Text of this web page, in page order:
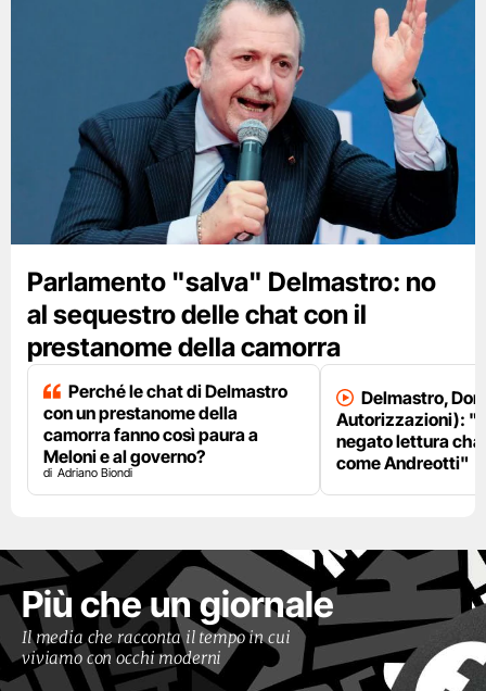
Parlamento "salva" Delmastro: no
al sequestro delle chat con il
prestanome della camorra
Perché le chat di Delmastro
con un prestanome della
camorra fanno così paura a
Meloni e al governo?
Adriano Biondi
Delmastro,
Autorizzazioni):
negato lettura
come Andreotti"
Più che un giornale
Il media che racconta il tempo in cui
viviamo con occhi moderni